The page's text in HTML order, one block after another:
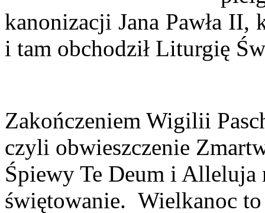
kanonizacji Jana Pawła
i tam obchodził Liturgię
Zakończeniem Wigilii
czyli obwieszczenie
Śpiewy Te Deum i Alleluja
świętowanie. Wielkanoc